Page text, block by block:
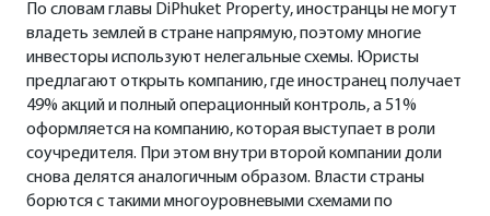
По словам главы DiPhuket Property, иностранцы не могут
владеть землей в стране напрямую, поэтому многие
инвесторы используют нелегальные схемы. Юристы
предлагают открыть компанию, где иностранец получает
49% акций и полный операционный контроль, а 51%
оформляется на компанию, которая выступает в роли
соучредителя. При этом внутри второй компании доли
снова делятся аналогичным образом. Власти страны
борются с такими многоуровневыми схемами по